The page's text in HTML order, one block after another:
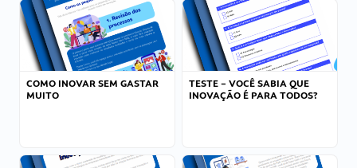
COMO INOVAR SEM GASTAR
MUITO
TESTE – VOCÊ SABIA QUE
INOVAÇÃO É PARA TODOS?